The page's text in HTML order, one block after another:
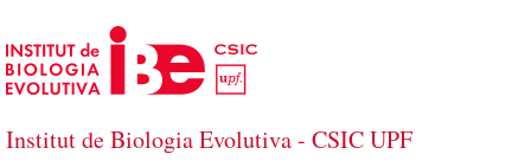
Saltar al contenido principal
Institut de Biologia Evolutiva - CSIC UPF